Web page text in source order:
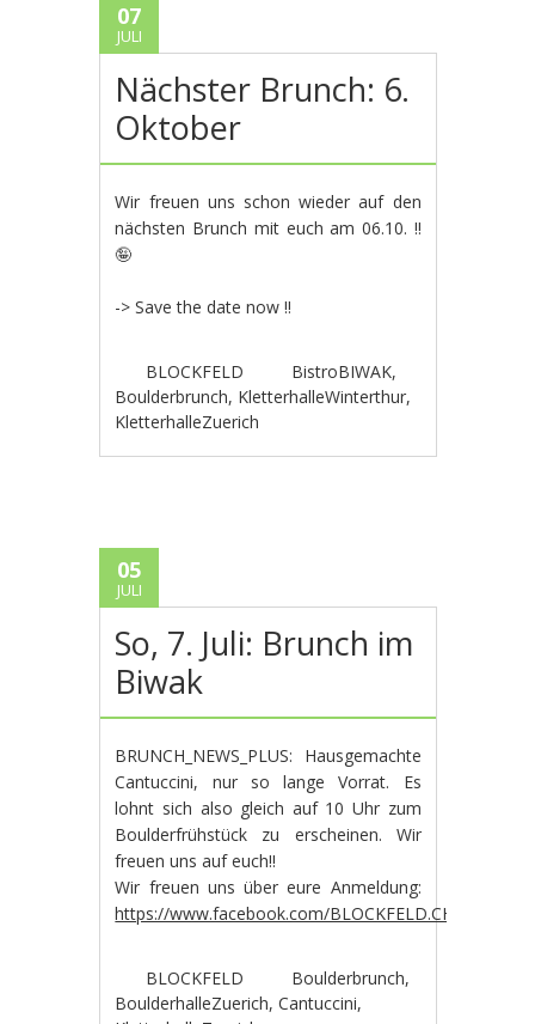
07
JULI
Nächster Brunch: 6.
Oktober
Wir freuen uns schon wieder auf den
nächsten Brunch mit euch am 06.10. !!
🤪
-> Save the date now !!
BLOCKFELD BistroBIWAK,
Boulderbrunch, KletterhalleWinterthur,
KletterhalleZuerich
05
JULI
So, 7. Juli: Brunch im
Biwak
BRUNCH_NEWS_PLUS: Hausgemachte
Cantuccini, nur so lange Vorrat. Es
lohnt sich also gleich auf 10 Uhr zum
Boulderfrühstück zu erscheinen. Wir
freuen uns auf euch!!
Wir freuen uns über eure Anmeldung:
https://www.facebook.com/BLOCKFELD.CH
BLOCKFELD Boulderbrunch,
BoulderhalleZuerich,Cantuccini,